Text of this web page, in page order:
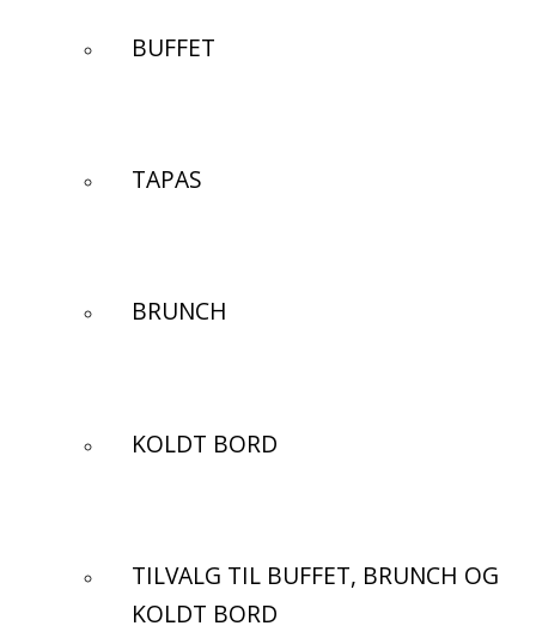
BUFFET
TAPAS
BRUNCH
KOLDT BORD
TILVALG TIL BUFFET, BRUNCH OG
KOLDT BORD